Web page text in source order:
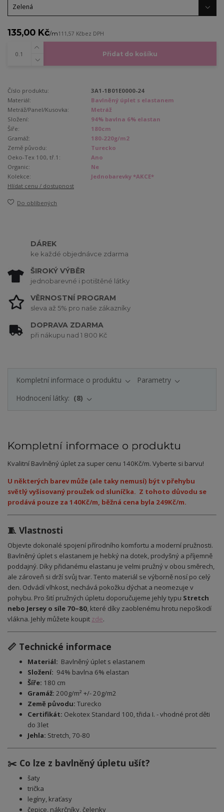
135,00 Kč/m111,57 Kčbez DPH
Přidat do košíku
Číslo produktu:
3A1-1B01E0000-24
Materiál:
Bavlněný úplet s elastanem
Metráž/Panel/Kusovka:
Metráž
Složení:
94% bavlna 6% elastan
Šíře:
180cm
Gramáž:
180-220g/m2
Země původu:
Turecko
Oeko-Tex 100, tř.1:
Ano
Organic:
Ne
Kolekce:
Jednobarevky *AKCE*
Hlídat cenu / dostupnost
Do oblíbených
DÁREK
ke každé objednávce zdarma
ŠIROKÝ VÝBĚR
jednobarevné i potištěné látky
VĚRNOSTNÍ PROGRAM
sleva až 5% pro naše zákazníky
DOPRAVA ZDARMA
při nákupu nad 1 800 Kč
Kompletní informace o produktu
Parametry
Hodnocení látky:
8
Kompletní informace o produktu
Kvalitní Bavlněný úplet za super cenu 140Kč/m. Vyberte si barvu!
U některých barev může (ale taky nemusí) být v přehybu
světlý vyšisovaný proužek od sluníčka. Z tohoto důvodu se
prodává pouze za 140Kč/m, běžná cena byla 249Kč/m.
🧵 Vlastnosti
Objevte dokonalé spojení přírodního komfortu a moderní pružnosti.
Bavlněný úplet s elastanem je hebký na dotek, prodyšný a příjemně
poddajný. Díky přidanému elastanu je velmi pružný v obou směrech,
ale zároveň si drží svůj tvar. Tento materiál se výborně nosí po celý
den. Odvádí vlhkost, nechává pokožku dýchat a neomezuje v
pohybu. Pro šití pružných úpletu doporučujeme jehly typu Stretch
nebo Jersey o síle 70–80 , které díky zaoblenému hrotu nepoškodí
vlákna. Jehly můžete koupit zde.
📏 Technické informace
Materiál: Bavlněný úplet s elastanem
Složení: 94% bavlna 6% elastan
Šíře: 180 cm
Gramáž: 200g/m² +/- 20g/m2
Země původu: Turecko
Certifikát: Oekotex Standard 100, třida I. - vhodné prot děti
do 3let
Jehla: Stretch, 70-80
✂️ Co lze z bavlněný úpletu ušít?
šaty
trička
legíny, kraťasy
čepice, nákrčníky, čelenky